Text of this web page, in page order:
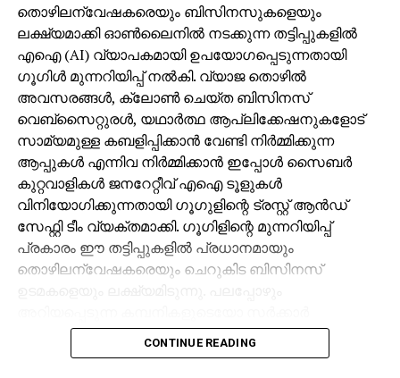
തൊഴിലന്വേഷകരെയും ബിസിനസുകളെയും
ലക്ഷ്യമാക്കി ഓണ്‍ലൈനില്‍ നടക്കുന്ന തട്ടിപ്പുകളില്‍
എഐ (AI) വ്യാപകമായി ഉപയോഗപ്പെടുന്നതായി
ഗൂഗിള്‍ മുന്നറിയിപ്പ് നല്‍കി. വ്യാജ തൊഴില്‍
അവസരങ്ങള്‍, ക്ലോണ്‍ ചെയ്ത ബിസിനസ്
വെബ്‌സൈറ്റുരള്‍, യഥാര്‍ത്ഥ ആപ്ലിക്കേഷനുകളോട്
സാമ്യമുള്ള കബളിപ്പിക്കാന്‍ വേണ്ടി നിര്‍മ്മിക്കുന്ന
ആപ്പുകള്‍ എന്നിവ നിര്‍മ്മിക്കാന്‍ ഇപ്പോള്‍ സൈബര്‍
കുറ്റവാളികള്‍ ജനറേറ്റീവ് എഐ ടൂളുകള്‍
വിനിയോഗിക്കുന്നതായി ഗൂഗുളിന്റെ ട്രസ്റ്റ് ആന്‍ഡ്
സേഫ്റ്റി ടീം വ്യക്തമാക്കി. ഗൂഗിളിന്റെ മുന്നറിയിപ്പ്
പ്രകാരം ഈ തട്ടിപ്പുകളില്‍ പ്രധാനമായും
തൊഴിലന്വേഷകരെയും ചെറുകിട ബിസിനസ്
ഏജന്‍സികളുടെയോ പേരില്‍ വ്യാജ ജോലി
ലിസ്റ്റിംഗുകള്‍ സൃഷ്ടിക്കപ്പെടുന്നു. ഇരകളോട്
CONTINUE READING